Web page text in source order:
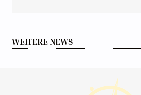
WEITERE NEWS